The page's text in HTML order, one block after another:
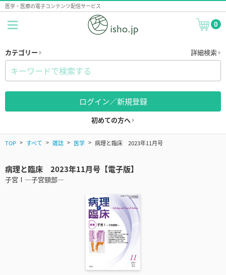
医学・医療の電子コンテンツ配信サービス
0
カテゴリー 詳細検索
ログイン／新規登録
初めての方へ
TOP すべて 雑誌 医学 病理と臨床 2023年11月号
病理と臨床 2023年11月号【電子版】
子宮Ⅰ―子宮頸部―